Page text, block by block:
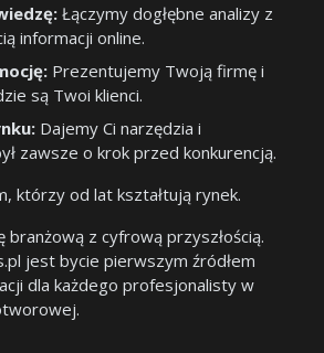
Łączymy dogłębne analizy z
informacji online.
Prezentujemy Twoją firmę i
są Twoi klienci.
Dajemy Ci narzędzia i
zawsze o krok przed konkurencją.
którzy od lat kształtują rynek.
branżową z cyfrową przyszłością.
jest bycie pierwszym źródłem
dla każdego profesjonalisty w